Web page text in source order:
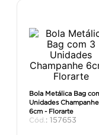
Bola Metálica Bag
Unidades Champanhe
6cm - Florarte
: 157653